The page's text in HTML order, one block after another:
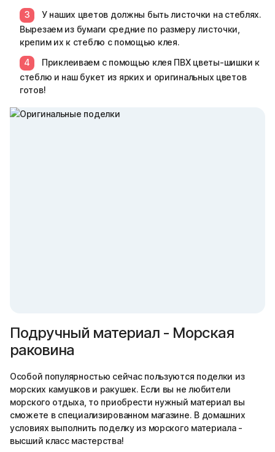
У наших цветов должны быть листочки на стеблях.
Вырезаем из бумаги средние по размеру листочки,
крепим их к стеблю с помощью клея.
Приклеиваем с помощью клея ПВХ цветы-шишки к
стеблю и наш букет из ярких и оригинальных цветов
готов!
Подручный материал - Морская
раковина
Особой популярностью сейчас пользуются поделки из
морских камушков и ракушек. Если вы не любители
морского отдыха, то приобрести нужный материал вы
сможете в специализированном магазине. В домашних
условиях выполнить поделку из морского материала -
высший класс мастерства!